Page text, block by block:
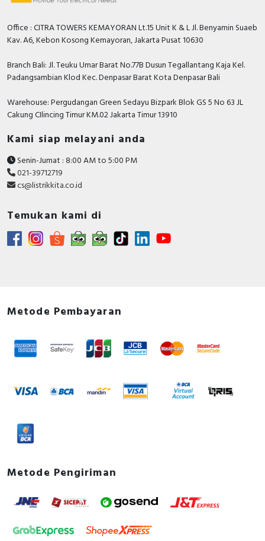
Office : CITRA TOWERS KEMAYORAN Lt.15 Unit K & L Jl. Benyamin Suaeb
Kav. A6, Kebon Kosong Kemayoran, Jakarta Pusat 10630
Branch Bali: Jl. Teuku Umar Barat No.77B Dusun Tegallantang Kaja Kel.
Padangsambian Klod Kec. Denpasar Barat Kota Denpasar Bali
Warehouse: Pergudangan Green Sedayu Bizpark Blok GS 5 No 63 JL
Cakung CIlincing Timur KM.02 Jakarta Timur 13910
Kami siap melayani anda
Senin-Jumat : 8:00 AM to 5:00 PM
021-39712719
cs@listrikkita.co.id
Temukan kami di
Metode Pembayaran
Metode Pengiriman